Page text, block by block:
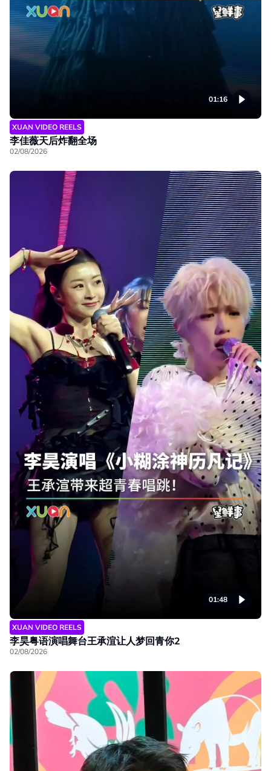
01:16
XUAN VIDEO REELS
李佳薇天后炸翻全场
02/08/2026
01:48
XUAN VIDEO REELS
李昊粤语演唱舞台王承渲让人梦回青你2
02/08/2026